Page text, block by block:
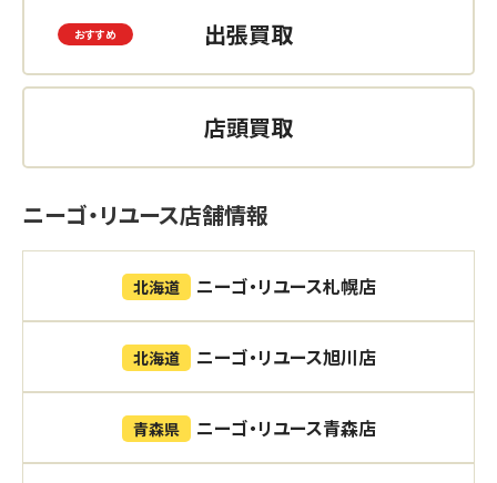
出張買取
店頭買取
ニーゴ・リユース店舗情報
北海道 ニーゴ・リユース札幌店
北海道 ニーゴ・リユース旭川店
青森県 ニーゴ・リユース青森店